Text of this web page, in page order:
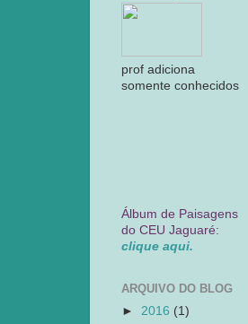
prof adiciona
somente conhecidos
Álbum de Paisagens
do CEU Jaguaré:
clique aqui.
ARQUIVO DO BLOG
► 2016 (1)